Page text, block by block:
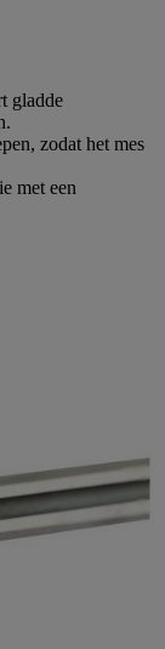
gladde
zodat het mes
met een